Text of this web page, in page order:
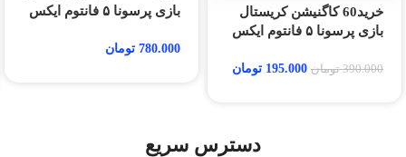
خرید60 کاگنیشن کریستال
بازی پرسونا ۵ فانتوم ایکس
390.000 تومان 195.000 تومان
بازی پرسونا ۵ فانتوم ایکس
780.000 تومان
دسترس سریع